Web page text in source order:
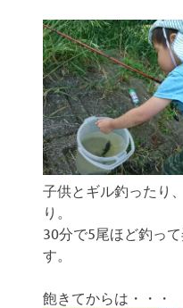
子供とギル釣ったり
り。
30分で5尾ほど釣っ
す。
飽きてからは・・・